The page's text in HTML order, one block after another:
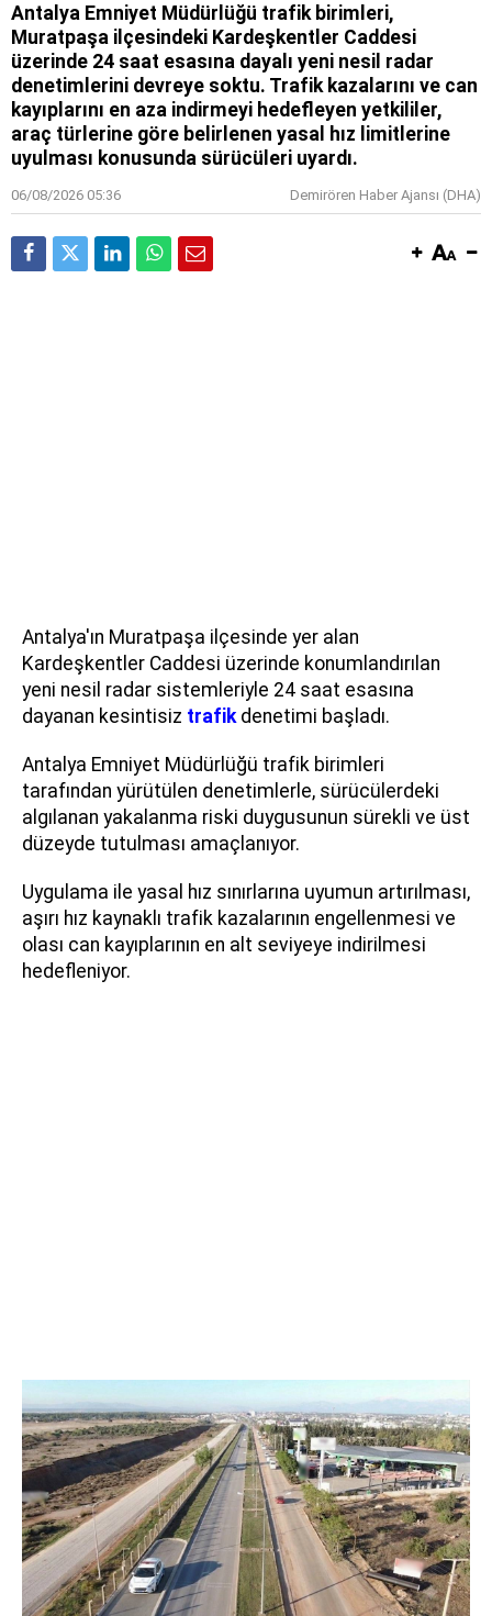
Antalya Emniyet Müdürlüğü trafik birimleri,
Muratpaşa ilçesindeki Kardeşkentler Caddesi
üzerinde 24 saat esasına dayalı yeni nesil radar
denetimlerini devreye soktu. Trafik kazalarını ve can
kayıplarını en aza indirmeyi hedefleyen yetkililer,
araç türlerine göre belirlenen yasal hız limitlerine
uyulması konusunda sürücüleri uyardı.
06/08/2026 05:36 Demirören Haber Ajansı (DHA)
Antalya'ın Muratpaşa ilçesinde yer alan
Kardeşkentler Caddesi üzerinde konumlandırılan
yeni nesil radar sistemleriyle 24 saat esasına
dayanan kesintisiz trafik denetimi başladı.
Antalya Emniyet Müdürlüğü trafik birimleri
tarafından yürütülen denetimlerle, sürücülerdeki
algılanan yakalanma riski duygusunun sürekli ve üst
düzeyde tutulması amaçlanıyor.
Uygulama ile yasal hız sınırlarına uyumun artırılması,
aşırı hız kaynaklı trafik kazalarının engellenmesi ve
olası can kayıplarının en alt seviyeye indirilmesi
hedefleniyor.